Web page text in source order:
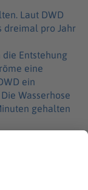
Laut DWD
dreimal pro Jahr
Entstehung
eine
ein
Wasserhose
gehalten
wegen der
Florida.